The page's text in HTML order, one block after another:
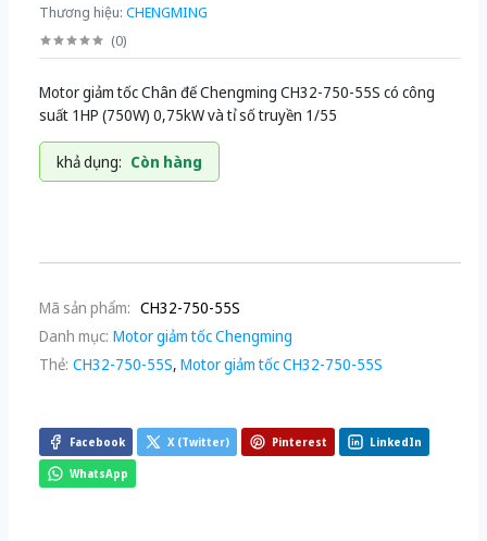
Thương hiệu: CHENGMING
(0)
Motor giảm tốc Chân đế Chengming CH32-750-55S có công
suất 1HP (750W) 0,75kW và tỉ số truyền 1/55
khả dụng: Còn hàng
Mã sản phẩm: CH32-750-55S
Danh mục: Motor giảm tốc Chengming
Thẻ: CH32-750-55S, Motor giảm tốc CH32-750-55S
Facebook X (Twitter) Pinterest LinkedIn
WhatsApp